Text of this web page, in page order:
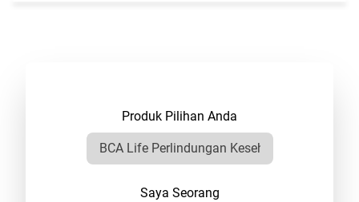
Produk Pilihan Anda
Saya Seorang